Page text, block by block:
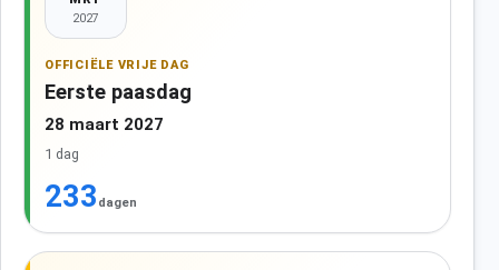
2027
OFFICIËLE VRIJE DAG
Eerste paasdag
28 maart 2027
1 dag
233 dagen